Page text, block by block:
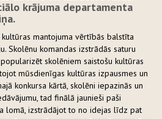
krājuma departamenta
mantojuma vērtībās balstīta
Skolēnu komandas izstrādās saturu
skolēniem saistošu kultūras
mūsdienīgas kultūras izpausmes un
konkursa kārtā, skolēni iepazinās un
tad finālā jaunieši paši
lomā, izstrādājot to no idejas līdz pat